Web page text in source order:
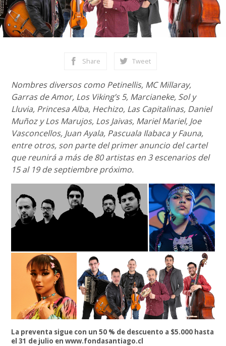
Share Tweet
Nombres diversos como Petinellis, MC Millaray,
Garras de Amor, Los Viking’s 5, Marcianeke, Sol y
Lluvia, Princesa Alba, Hechizo, Las Capitalinas, Daniel
Muñoz y Los Marujos, Los Jaivas, Mariel Mariel, Joe
Vasconcellos, Juan Ayala, Pascuala Ilabaca y Fauna,
entre otros, son parte del primer anuncio del cartel
que reunirá a más de 80 artistas en 3 escenarios del
15 al 19 de septiembre próximo.
La preventa sigue con un 50 % de descuento a $5.000 hasta
el 31 de julio en www.fondasantiago.cl